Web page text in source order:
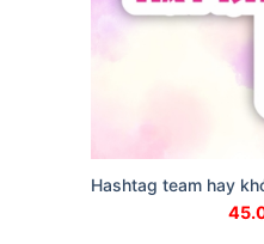
Hashtag team hay